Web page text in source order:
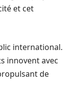
et cet
international.
innovent avec
de